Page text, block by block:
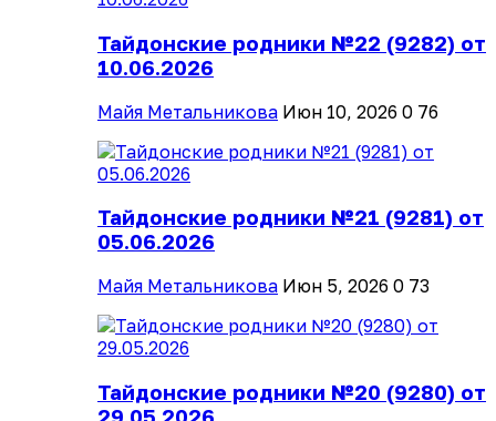
Тайдонские родники №22 (9282) от
10.06.2026
Майя Метальникова Июн 10, 2026 0 76
Тайдонские родники №21 (9281) от
05.06.2026
Майя Метальникова Июн 5, 2026 0 73
Тайдонские родники №20 (9280) от